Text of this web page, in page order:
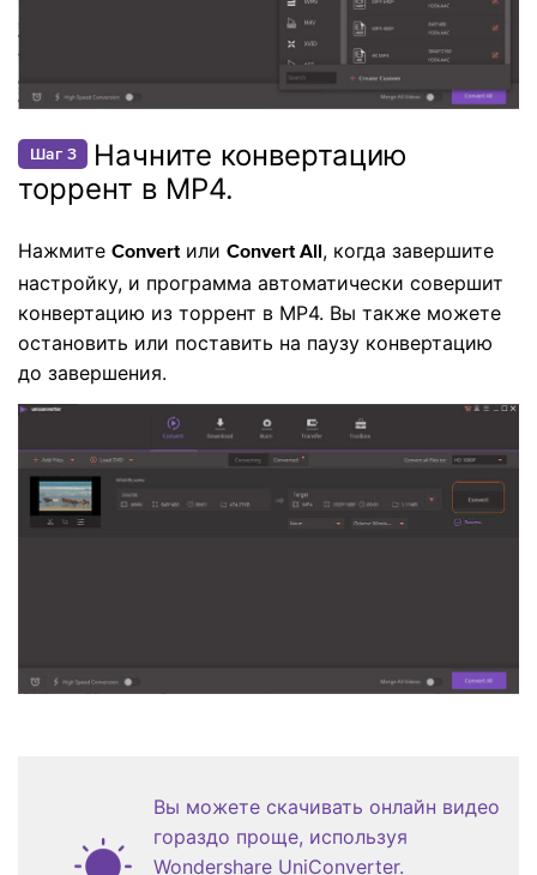
Шаг 3
Начните конвертацию
торрент в MP4.
Нажмите Convert или Convert All , когда завершите
настройку, и программа автоматически совершит
конвертацию из торрент в MP4. Вы также можете
остановить или поставить на паузу конвертацию
до завершения.
Вы можете скачивать онлайн видео
гораздо проще, используя
Wondershare UniConverter.